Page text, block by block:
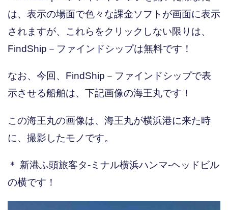
は、表示の場面で色々な課金ソフトが画面に表示
されますが、これらをクリックしない限りは、
FindShip－ファインドシップは無料です！
なお、今回、FindShip－ファインドシップで表
示させる船舶は、下記画像の海王丸です！
この海王丸の画像は、海王丸が横浜港に来た時
に、撮影したモノです。
＊ 新港ふ頭旅客タ-ミナル横浜ハンマ-ヘッドビル
の横です！